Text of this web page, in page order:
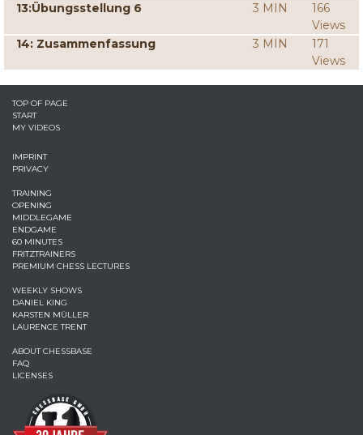
13:Übungsstellung 6
3 MIN
166
Views
14: Zusammenfassung
3 MIN
171
Views
TOP OF PAGE
START
MY VIDEOS
IMPRINT
PRIVACY
TRAINING
OPENING
MIDDLEGAME
ENDGAME
60 MINUTES
FRITZTRAINERS
PREMIUM CHESS LECTURES
WEEKLY SHOWS
DANIEL KING
KARSTEN MÜLLER
LAURENCE TRENT
ABOUT CHESSBASE
FAQ
LICENSES